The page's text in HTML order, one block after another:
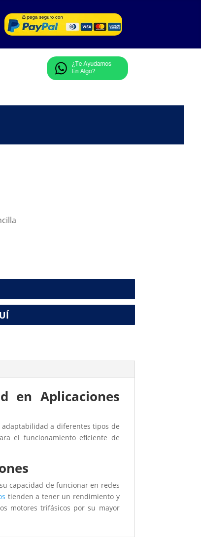
en Aplicaciones
a diferentes tipos de
el funcionamiento eficiente de
capacidad de funcionar en redes
tienden a tener un rendimiento y
motores trifásicos por su mayor